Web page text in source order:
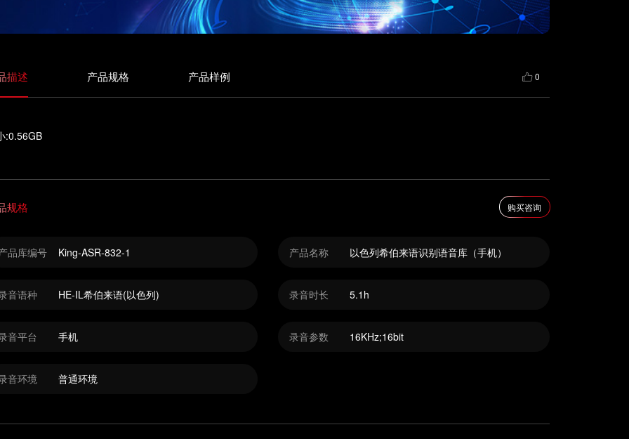
描述 产品规格 产品样例 0
:0.56GB
规格 购买咨询
品库编号 King-ASR-832-1 产品名称 以色列希伯来语识别语音库（手机）
音语种 HE-IL希伯来语(以色列) 录音时长 5.1h
音平台 手机 录音参数 16KHz;16bit
音环境 普通环境